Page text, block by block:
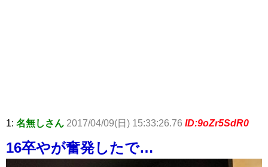
1: 名無しさん 2017/04/09(日) 15:33:26.76 ID:9oZr5SdR0
16卒やが奮発したで…